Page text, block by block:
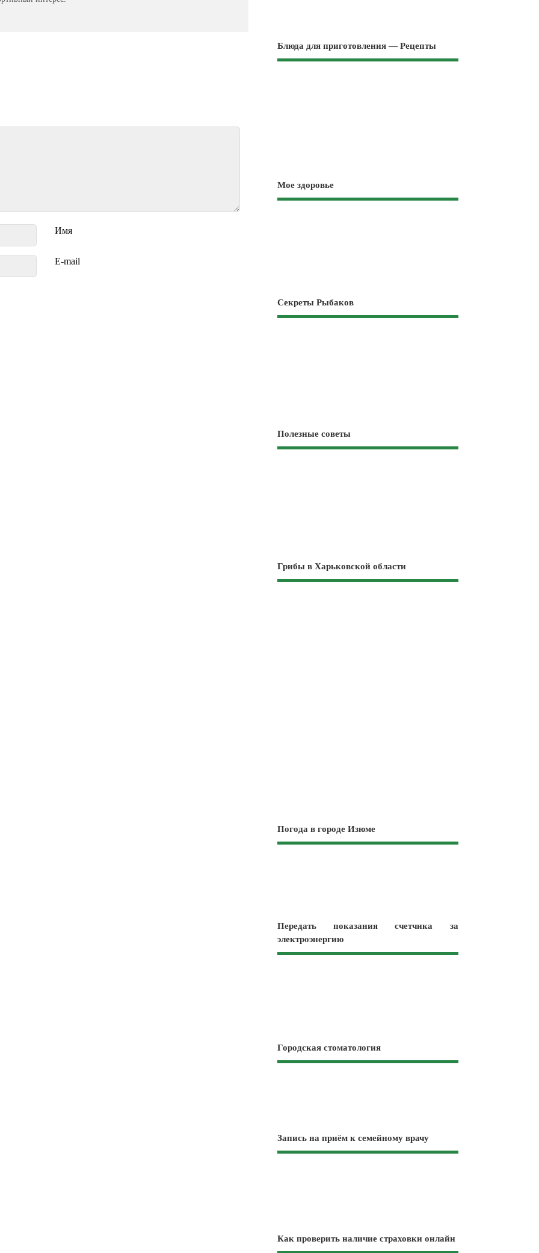
Имя
E-mail
Блюда для приготовления — Рецепты
Мое здоровье
Секреты Рыбаков
Полезные советы
Грибы в Харьковской области
Погода в городе Изюме
Передать показания счетчика за
электроэнергию
Городская стоматология
Запись на приём к семейному врачу
Как проверить наличие страховки онлайн